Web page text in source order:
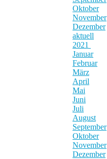
Oktober
November
Dezember
aktuell
2021
Januar
Februar
März
April
Mai
Juni
Juli
August
September
Oktober
November
Dezember